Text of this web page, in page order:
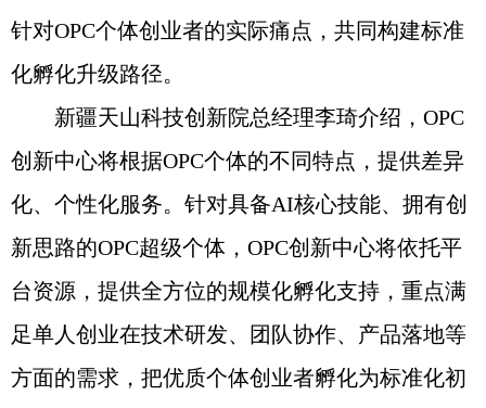
针对OPC个体创业者的实际痛点，共同构建标准
化孵化升级路径。
新疆天山科技创新院总经理李琦介绍，OPC
创新中心将根据OPC个体的不同特点，提供差异
化、个性化服务。针对具备AI核心技能、拥有创
新思路的OPC超级个体，OPC创新中心将依托平
台资源，提供全方位的规模化孵化支持，重点满
足单人创业在技术研发、团队协作、产品落地等
方面的需求，把优质个体创业者孵化为标准化初